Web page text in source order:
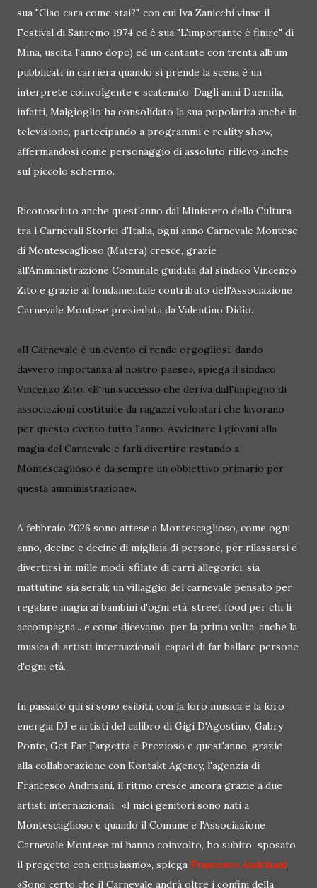
sua "Ciao cara come stai?", con cui Iva Zanicchi vinse il
Festival di Sanremo 1974 ed è sua "L'importante è finire" di
Mina, uscita l'anno dopo) ed un cantante con trenta album
pubblicati in carriera quando si prende la scena è un
interprete coinvolgente e scatenato. Dagli anni Duemila,
infatti, Malgioglio ha consolidato la sua popolarità anche in
televisione, partecipando a programmi e reality show,
affermandosi come personaggio di assoluto rilievo anche
sul piccolo schermo.
Riconosciuto anche quest'anno dal Ministero della Cultura
tra i Carnevali Storici d'Italia, ogni anno Carnevale Montese
di Montescaglioso (Matera) cresce, grazie
all'Amministrazione Comunale guidata dal sindaco Vincenzo
Zito e grazie al fondamentale contributo dell'Associazione
Carnevale Montese presieduta da Valentino Didio.
«Il Carnevale é un evento ci rende orgogliosi, dando
davvero importanza al nostro paese», spiega il sindaco
Vincenzo Zito. «E' un successo che deriva dall'impegno di
associazioni costituite da ragazzi volontari che lavorano
per questo evento tutto l'anno. Avvicinare i giovani alla
magia del Carnevale e farli divertire restando a
Montescaglioso é da sempre un obbiettivo primario per
questa amministrazione».
A febbraio 2026 sono attese a Montescaglioso, come ogni
anno, decine e decine di migliaia di persone, per rilassarsi e
divertirsi in mille modi: sfilate di carri allegorici, sia
mattutine sia serali; un villaggio del carnevale pensato per
regalare magia ai bambini d'ogni età; street food per chi li
accompagna... e come dicevamo, per la prima volta, anche la
musica di artisti internazionali, capaci di far ballare persone
d'ogni età.
In passato qui si sono esibiti, con la loro musica e la loro
energia DJ e artisti del calibro di Gigi D'Agostino, Gabry
Ponte, Get Far Fargetta e Prezioso e quest'anno, grazie
alla collaborazione con Kontakt Agency, l'agenzia di
Francesco Andrisani, il ritmo cresce ancora grazie a due
artisti internazionali. «I miei genitori sono nati a
Montescaglioso e quando il Comune e l'Associazione
Carnevale Montese mi hanno coinvolto, ho subito sposato
il progetto con entusiasmo», spiega Francesco Andrisani.
«Sono certo che il Carnevale andrà oltre i confini della